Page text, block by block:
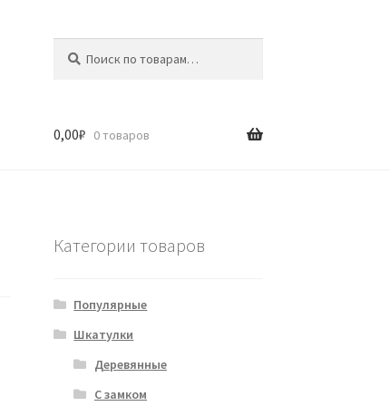
0,00₽ 0 товаров
Категории товаров
Популярные
Шкатулки
Деревянные
С замком